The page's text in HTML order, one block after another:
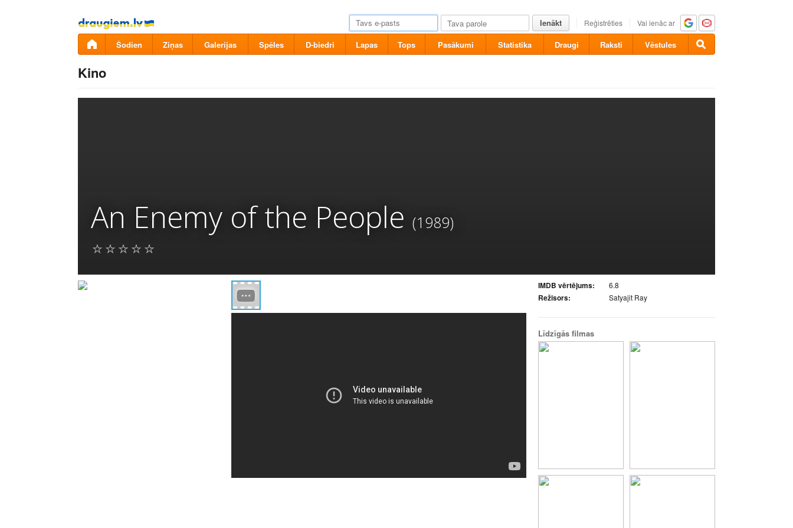
Pāriet
uz
saturu
Ienākt Reģistrēties Vai ienāc ar
Šodien Ziņas Galerijas Spēles D-biedri Lapas Tops Pasākumi Statistika Draugi Raksti Vēstules
Kino
An Enemy of the People (1989)
IMDB vērtējums: 6.8
Režisors: Satyajit Ray
Līdzīgās filmas